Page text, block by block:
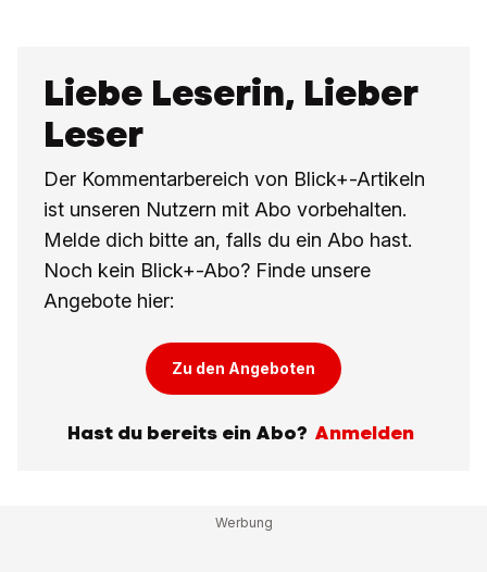
Liebe Leserin, Lieber
Leser
Der Kommentarbereich von Blick+-Artikeln
ist unseren Nutzern mit Abo vorbehalten.
Melde dich bitte an, falls du ein Abo hast.
Noch kein Blick+-Abo? Finde unsere
Angebote hier:
Zu den Angeboten
Hast du bereits ein Abo? Anmelden